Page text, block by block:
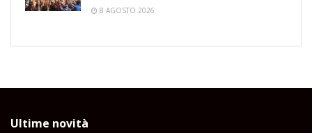
8 AGOSTO 2026
Ultime novità